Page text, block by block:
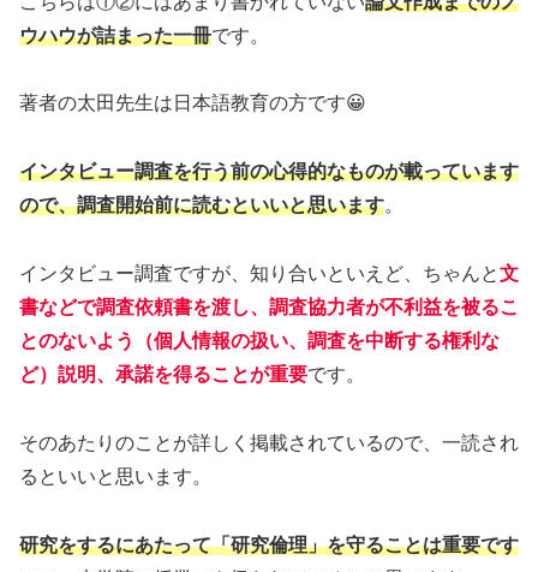
ウハウが詰まった一冊です。
著者の太田先生は日本語教育の方です😀
インタビュー調査を行う前の心得的なものが載っています
ので、調査開始前に読むといいと思います。
インタビュー調査ですが、知り合いといえど、ちゃんと文
書などで調査依頼書を渡し、調査協力者が不利益を被るこ
とのないよう（個人情報の扱い、調査を中断する権利な
ど）説明、承諾を得ることが重要です。
そのあたりのことが詳しく掲載されているので、一読され
るといいと思います。
研究をするにあたって「研究倫理」を守ることは重要です